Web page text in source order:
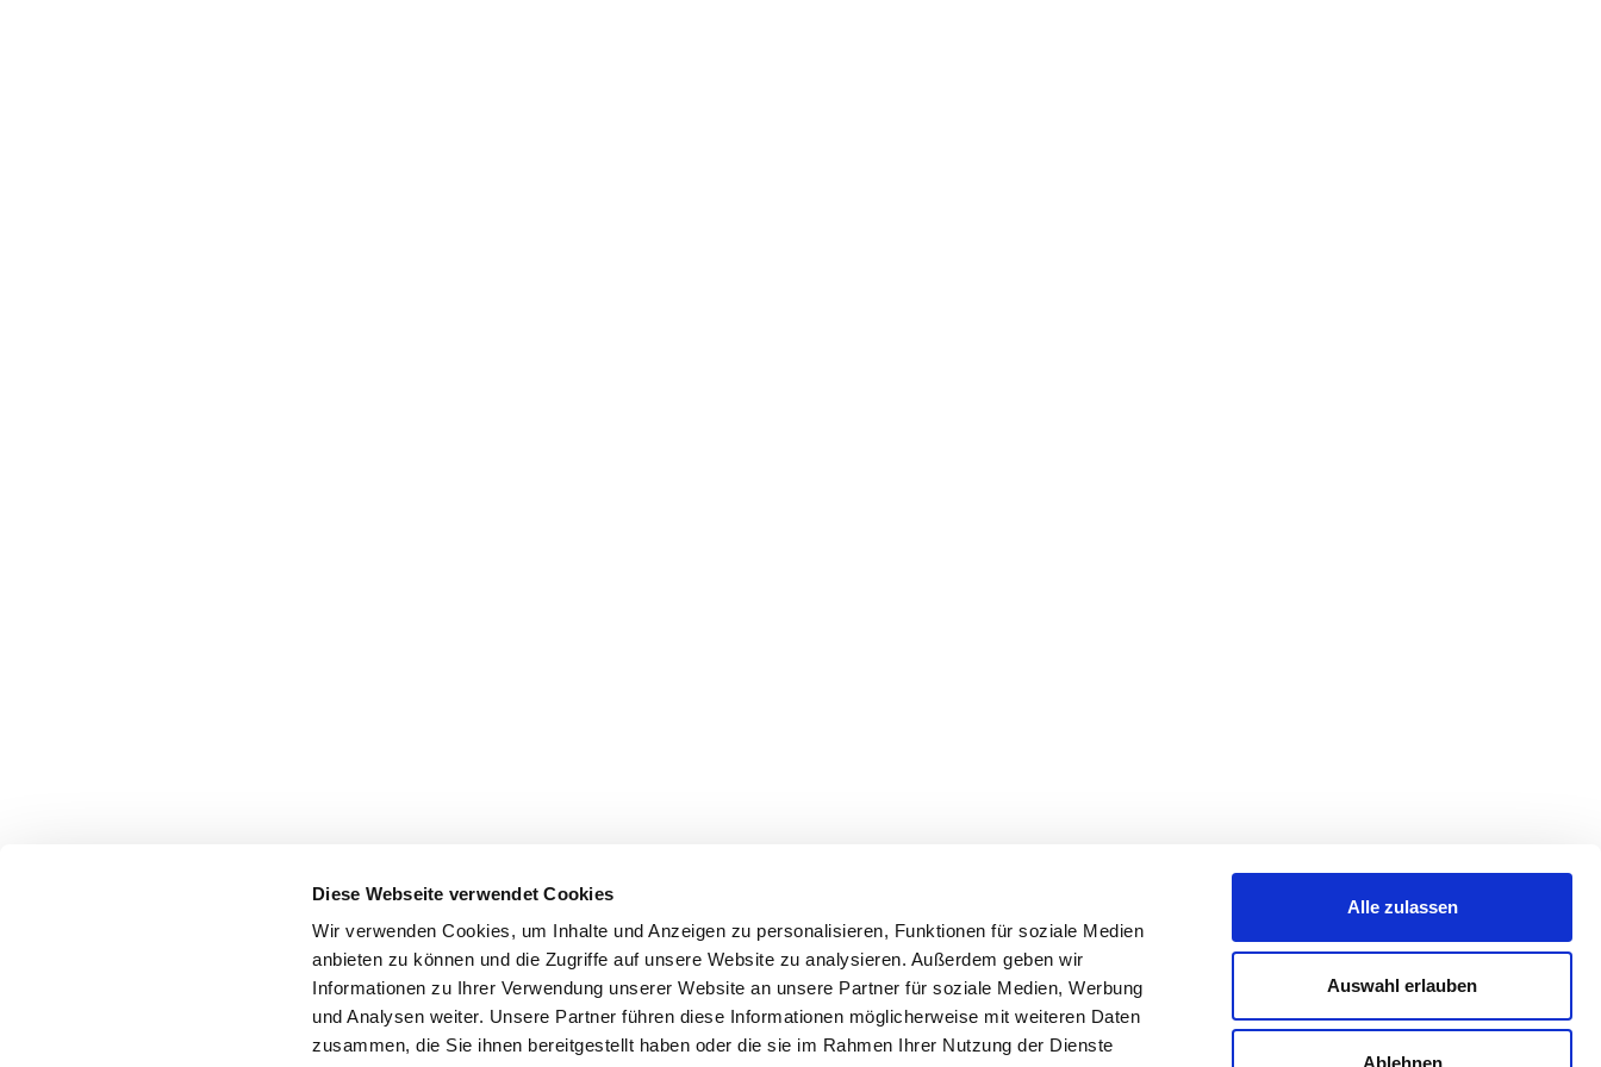
Diese Webseite verwendet Cookies
Wir verwenden Cookies, um Inhalte und Anzeigen zu personalisieren, Funktionen für soziale Medien
anbieten zu können und die Zugriffe auf unsere Website zu analysieren. Außerdem geben wir
Informationen zu Ihrer Verwendung unserer Website an unsere Partner für soziale Medien, Werbung
und Analysen weiter. Unsere Partner führen diese Informationen möglicherweise mit weiteren Daten
zusammen, die Sie ihnen bereitgestellt haben oder die sie im Rahmen Ihrer Nutzung der Dienste
Alle zulassen
Auswahl erlauben
Ablehnen